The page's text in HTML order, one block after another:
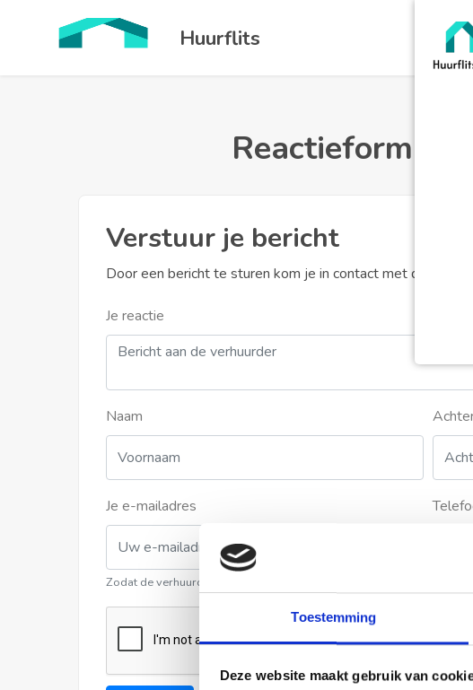
Toestemming
Deze website maakt gebruik van
Huurflits
Verstuur je bericht
Door een bericht te sturen kom je in contact met de
Je reactie
Naam
Je e-mailadres
Zodat de verhuurder contact met u kan opnemen